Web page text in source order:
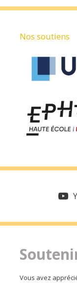
Nos soutiens
Vous avez